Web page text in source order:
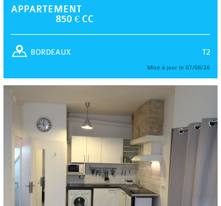
APPARTEMENT
850 € CC
T2
BORDEAUX
Mise à jour le 07/08/26